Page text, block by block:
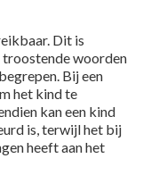
Dit is
woorden
Bij een
het kind te
kan een kind
is, terwijl het bij
heeft aan het